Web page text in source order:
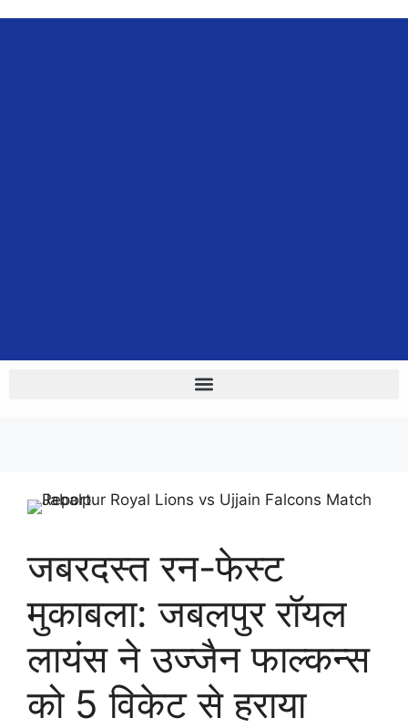
जबरदस्त रन-फेस्ट
मुकाबला: जबलपुर रॉयल
लायंस ने उज्जैन फाल्कन्स
को 5 विकेट से हराया